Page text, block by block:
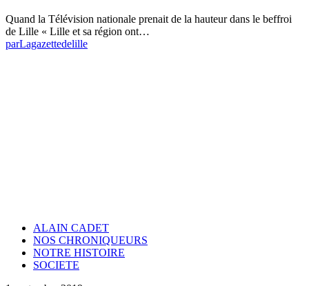
Quand la Télévision nationale prenait de la hauteur dans le beffroi
de Lille « Lille et sa région ont…
parLagazettedelille
ALAIN CADET
NOS CHRONIQUEURS
NOTRE HISTOIRE
SOCIETE